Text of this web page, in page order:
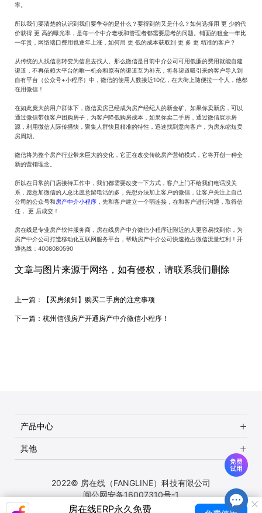
率。
所以我们要清楚的认识到我们要争夺的是什么？要得到的又是什么？如何选择用 更 少的代
价获得 更 高的曝光率，是每一个中介老板和管理者都需要思考的问题。铺面的租金一年比
一年贵，网络端口费用也逐年上涨，如何用 更 低的成本获取到 更 多 更 精准的客户？
从传统的人找信息转变为信息去找人。那么微信是目前中介公司可用低廉的费用就能自建
渠道，不再依赖大平台的唯一机会和原有的渠道互为补充，将各渠道吸引来的客户导入到
自有平台（公众号+小程序）中，微信的使用人数接近10亿，在大街上随便拉一个人，他都
在用微信！
在如此庞大的用户群体下，微信卖房已经成为房产经纪人的新金矿。如果你卖新房，可以
通过微信带领客户团购房子，为客户降低购房成本，如果你卖二手房，通过微信展示房
源，利用微信人际传播快，聚集人群快且精准的特性，迅速找到意向客户，为房东缩短卖
房周期。
微信将为整个房产行业带来巨大的变化，它正在改变传统房产营销模式，它将开创一种全
新的营销理念。
所以在日常的门店接待工作中，我们都需要改变一下方式，客户上门不给我们电话没关
系，愿意加微信的人总比愿意留电话的多，先想办法加上客户的微信，让客户关注上自己
公司的公众号和房产中介小程序 ，先和客户建立一个弱连接，在和客户进行沟通，取得信
任， 更 后成交！
房在线是专业房产软件服务商，房在线房产中介微信小程序让附近的人更容易找到你，为
房产中介公司打造移动化互联网服务平台，帮助房产中介公司快速抢占微信流量红利！开
通热线：4008080590
文章与图片来源于网络，如有侵权，请联系我们删除
上一篇： 【买房须知】购买二手房的注意事项
下一篇： 杭州信强房产开通房产中介微信小程序！
房在线ERP永久免费
产品中心
其他
2022© 房在线（FANGLINE）科技有限公司
闽公网安备16007310号-1